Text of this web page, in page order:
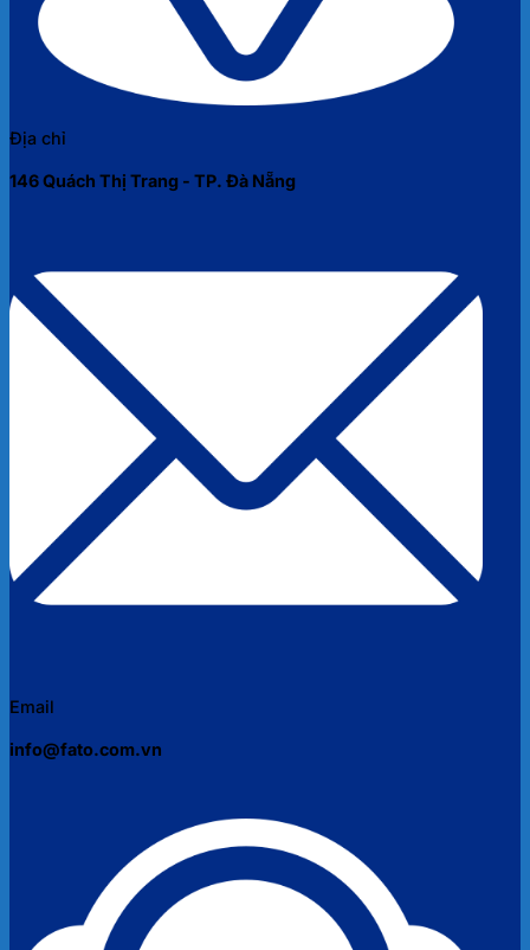
Địa chỉ
146 Quách Thị Trang - TP. Đà Nẵng
Email
info@fato.com.vn